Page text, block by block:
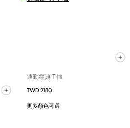
通勤經典 T 恤
TWD 2180
更多顏色可選